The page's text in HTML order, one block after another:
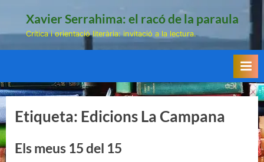
Xavier Serrahima: el racó de la paraula
Crítica i orientació literària: invitació a la lectura.
Etiqueta: Edicions La Campana
Els meus 15 del 15